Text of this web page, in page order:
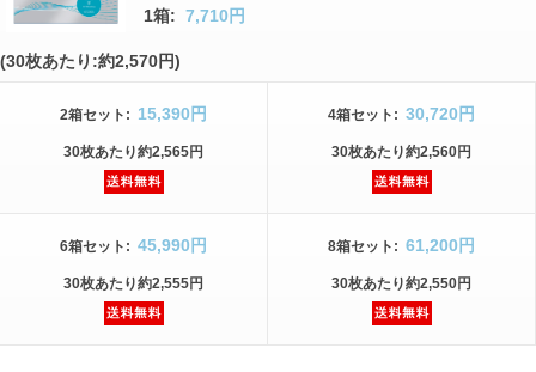
1箱: 7,710円
(30枚あたり:約2,570円)
2箱セット : 15,390円
30枚あたり約2,565円
4箱セット : 30,720円
30枚あたり約2,560円
6箱セット : 45,990円
30枚あたり約2,555円
8箱セット : 61,200円
30枚あたり約2,550円